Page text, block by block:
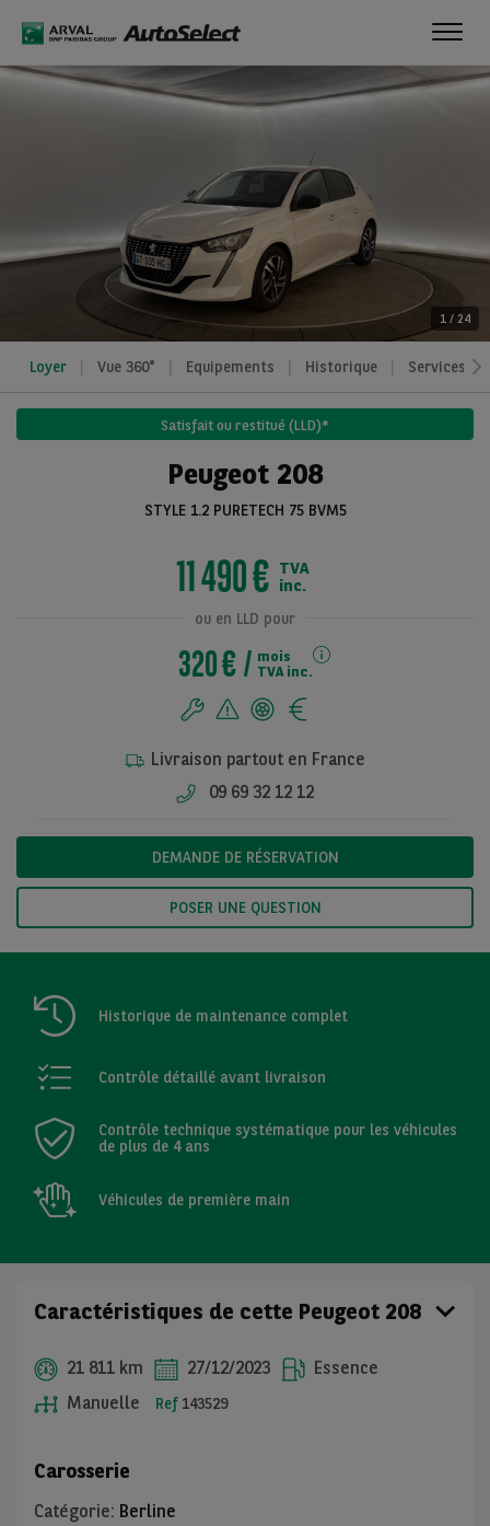
1 / 24
Loyer Vue 360° Equipements Historique Services
Satisfait ou restitué (LLD)*
Peugeot 208
STYLE 1.2 PURETECH 75 BVM5
11 490 € TVA
inc.
ou en LLD pour
320 €
mois
TVA inc.
Livraison partout en France
09 69 32 12 12
DEMANDE DE RÉSERVATION
POSER UNE QUESTION
Historique de maintenance complet
Contrôle détaillé avant livraison
Contrôle technique systématique pour les véhicules
de plus de 4 ans
Véhicules de première main
Caractéristiques de cette Peugeot 208
21 811 km 27/12/2023
Essence
Manuelle
Ref 143529
Carosserie
Catégorie: Berline